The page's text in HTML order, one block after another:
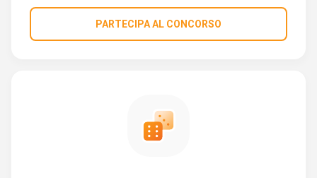
PARTECIPA AL CONCORSO